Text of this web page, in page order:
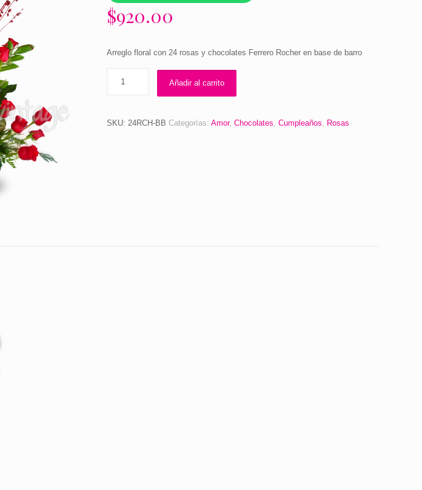
$920.00
Arreglo floral con 24 rosas y chocolates Ferrero Rocher en base de barro
Añadir al carrito
SKU: 24RCH-BB Categorías: Amor, Chocolates, Cumpleaños, Rosas